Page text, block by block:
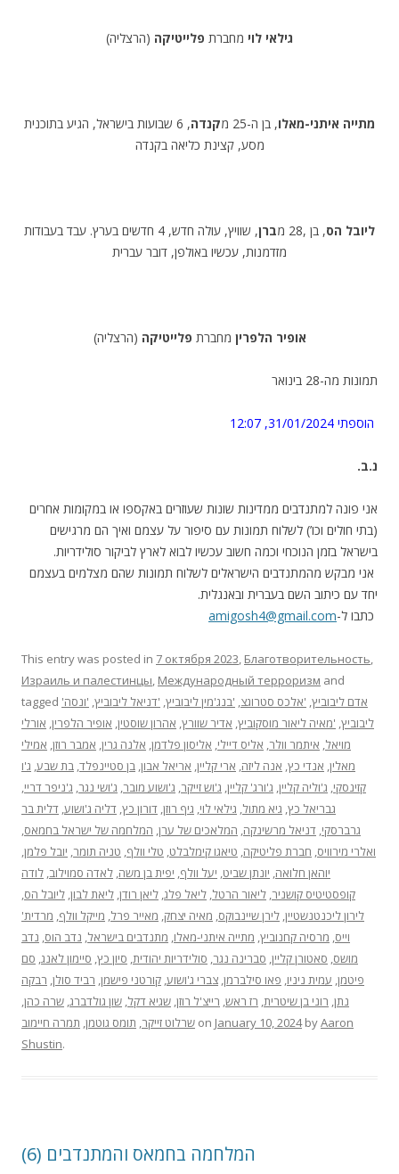
גילאי לוי מחברת פלייטיקה (הרצליה)
מתייה איתני-מאלו, בן ה-25 מ קנדה
, 6 שבועות בישראל, הגיע בתוכנית
מסע, קצינת כליאה בקנדה
ליובל הס, בן ,28 מ ברן
, שוויץ, עולה חדש, 4 חדשים בערץ. עבד בעבודות
מזדמנות, עכשיו באולפן, דובר עברית
אופיר הלפרין מחברת פלייטיקה (הרצליה)
תמונות מה-28 בינואר
.נ.ב
אני פונה למתנדבים ממדינות שונות שעוזרים באקספו או במקומות אחרים
(בתי חולים וכו’) לשלוח תמונות עם סיפור על עצמם ואיך הם מרגישים
בישראל בזמן הנוכחי וכמה חשוב עכשיו לבוא לארץ לביקור סולידריות.
אני מבקש מהמתנדבים הישראלים לשלוח תמונות שהם מצלמים בעצמם
יחד עם כיתוב השם בעברית ובאנגלית.
כתבו ל-amigosh4@gmail.com
This entry was posted in 7 октября 2023, Благотворительность,
Израиль и палестинцы, Международный терроризм and
tagged
'אדם ליבוביץ, 'אלכס סטרוגצ, 'בנג'מין ליבוביץ, 'דניאל ליבוביץ, 'ונסה
ליבוביץ, 'מאיה ליאור מוסקוביץ, אדיר שוורץ, אהרון שוסטין, אופיר הלפרין, אורלי
מויאל, איתמר וולר, אליס דיילי, אליסון פלדמן, אלנה גרין, אמבר רוזן, אמילי
מאלין, אנדי כץ, אנה ליזה, ארי קליין, אריאל אבון, בן סטיינפלד, בת שבע, ג'ו
קזינסקי, ג'וליה קליין, ג'ורג' קליין, ג'וש זייקר, ג'ושוע מובר, ג'ושי נגר, ג'ניפר דריי,
גבריאל כץ, גיא מתול, גילאי לוי, גיף רוזן, דורון כץ, דליה ג'ושוע, דלית בר
גרברסקי, דניאל מרשינקה, המלאכים של ערן, המלחמה של ישראל בחמאס,
ואלרי מירוויס, חברת פליטיקה, טיאגו קימלבלט, טלי וולף, טניה תומר, יובל פלמן,
יוהאן חלואה, יונתן שביט, יעל וולף, יפית בן משה, לאדה סמוילוב, לודה
קופסטיטיס קושניר, ליאור הרטל, ליאל פלג, ליאן רודן, ליאת לבון, ליובל הס,
לירון ליכנטנשטיין, לירן שיינבוקס, מאיה יצחק, מאייר פרל, מייקל וולף, מרדית'
וייס, מרסיה קחנוביץ, מתייה איתני-מאלו, מתנדבים בישראל, נדב הוס, נדב
מושס, סאטורן קליין, סברינה נגר, סולידריות יהודית, סיון כץ, סיימון לאנג, סם
פיטמן, עמית ניניו, פאו סילברמן, צברי ג'ושוע, קורטני פישמן, רביד סולן, רבקה
נתן, רוני בן שיטרית, רז ראש, רייצ'ל רוזן, שגיא דקל, שון גולדברג, שרה כהן,
שרלוט זייקר, תומס גוטמן, תמרה חיימוב on January 10, 2024byAaron
Shustin.
(6) המלחמה בחמאס והמתנדבים